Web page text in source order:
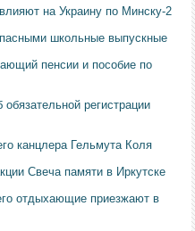
на Украину по Минску-2
школьные выпускные
пенсии и пособие по
регистрации
канцлера Гельмута Коля
Свеча памяти в Иркутске
отдыхающие приезжают в